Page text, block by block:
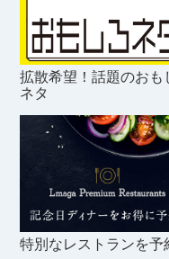
拡散希望！話題のおも
ネタ
特別なレストランを予